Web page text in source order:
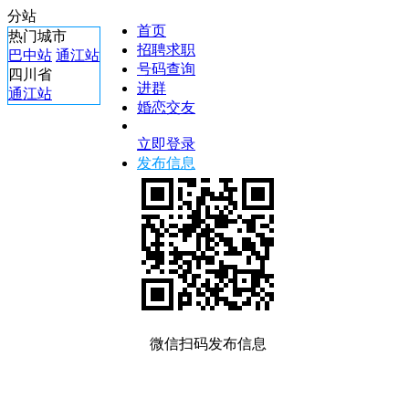
分站
热门城市
巴中站 通江站
四川省
通江站
首页
招聘求职
号码查询
进群
婚恋交友
立即登录
发布信息
微信扫码发布信息